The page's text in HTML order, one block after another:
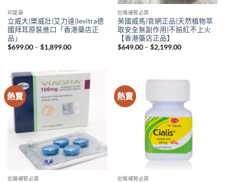
印度藥
立威大|樂威壯|艾力達|levitra德
國拜耳原裝進口「香港藥店正
品」
$699.00 – $1,899.00Price
$1,899.00
壯陽補腎必買
英國威馬|官網正品|天然植物萃
取安全無副作用|不臉紅不上火
【香港藥店正品】
$649.00 – $2,199.00Price
熱賣
壯陽補腎必買
熱賣
壯陽補腎必買